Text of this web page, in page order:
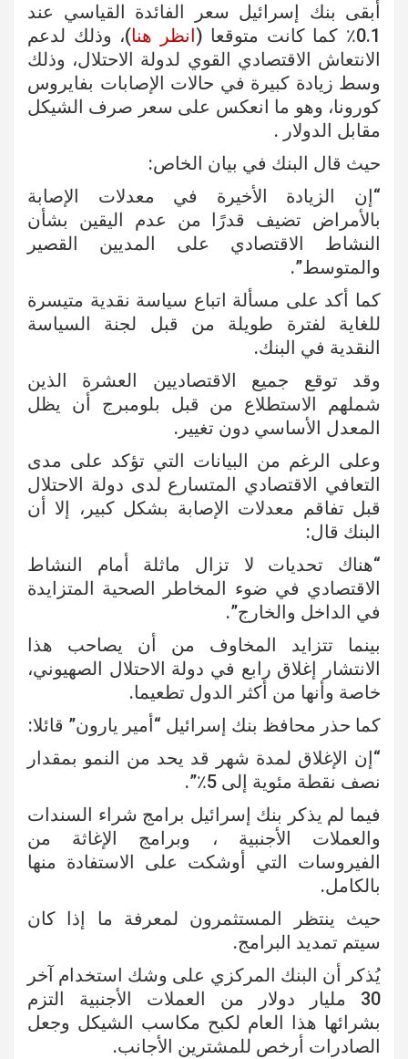
أبقى بنك إسرائيل سعر الفائدة القياسي عند
0.1٪ كما كانت متوقعا (
انظر هنا)، وذلك لدعم
الانتعاش الاقتصادي القوي لدولة الاحتلال، وذلك
وسط زيادة كبيرة في حالات الإصابات بفايروس
كورونا، وهو ما انعكس على سعر صرف الشيكل
مقابل الدولار .
حيث قال البنك في بيان الخاص:
“إن الزيادة الأخيرة في معدلات الإصابة
بالأمراض تضيف قدرًا من عدم اليقين بشأن
النشاط الاقتصادي على المديين القصير
والمتوسط”.
كما أكد على مسألة اتباع سياسة نقدية متيسرة
للغاية لفترة طويلة من قبل لجنة السياسة
النقدية في البنك.
وقد توقع جميع الاقتصاديين العشرة الذين
شملهم الاستطلاع من قبل بلومبرج أن يظل
المعدل الأساسي دون تغيير.
وعلى الرغم من البيانات التي تؤكد على مدى
التعافي الاقتصادي المتسارع لدى دولة الاحتلال
قبل تفاقم معدلات الإصابة بشكل كبير، إلا أن
البنك قال:
“هناك تحديات لا تزال ماثلة أمام النشاط
الاقتصادي في ضوء المخاطر الصحية المتزايدة
في الداخل والخارج”.
بينما تتزايد المخاوف من أن يصاحب هذا
الانتشار إغلاق رابع في دولة الاحتلال الصهيوني،
خاصة وأنها من أكثر الدول تطعيما.
كما حذر محافظ بنك إسرائيل “أمير يارون” قائلا:
“إن الإغلاق لمدة شهر قد يحد من النمو بمقدار
نصف نقطة مئوية إلى 5٪”.
فيما لم يذكر بنك إسرائيل برامج شراء السندات
والعملات الأجنبية ، وبرامج الإغاثة من
الفيروسات التي أوشكت على الاستفادة منها
بالكامل.
حيث ينتظر المستثمرون لمعرفة ما إذا كان
سيتم تمديد البرامج.
يُذكر أن البنك المركزي على وشك استخدام آخر
30 مليار دولار من العملات الأجنبية التزم
بشرائها هذا العام لكبح مكاسب الشيكل وجعل
الصادرات أرخص للمشترين الأجانب.